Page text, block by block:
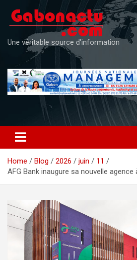
content
Une véritable source d'information
Home Blog 2026 juin
11
AFG Bank inaugure sa nouvelle agence